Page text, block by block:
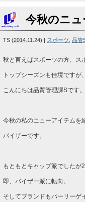
今秋のニ
TS (2014.11.24) | スポーツ 品管
秋と言えばスポーツの方、ス
トップシーズンも佳境です
こんにちは品質管理課Sです
今秋の私のニューアイテムを
バイザーです。
もともとキャップ派でした
即、バイザー派に転向。
そしてブランドもパーリーゲ